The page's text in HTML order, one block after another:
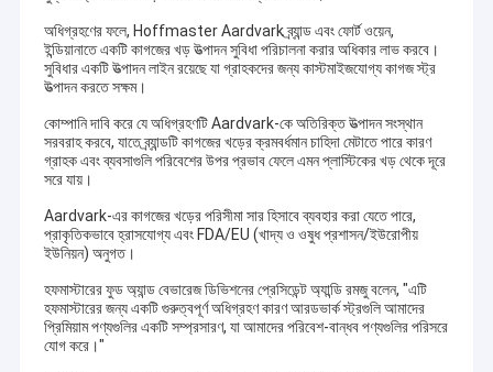
অধিগ্রহণের ফলে, Hoffmaster Aardvark ব্র্যান্ড এবং ফোর্ট ওয়েন,
ইন্ডিয়ানাতে একটি কাগজের খড় উত্পাদন সুবিধা পরিচালনা করার অধিকার লাভ করবে।
সুবিধার একটি উত্পাদন লাইন রয়েছে যা গ্রাহকদের জন্য কাস্টমাইজযোগ্য কাগজ স্ট্র
উত্পাদন করতে সক্ষম।
কোম্পানি দাবি করে যে অধিগ্রহণটি Aardvark-কে অতিরিক্ত উত্পাদন সংস্থান
সরবরাহ করবে, যাতে ব্র্যান্ডটি কাগজের খড়ের ক্রমবর্ধমান চাহিদা মেটাতে পারে কারণ
গ্রাহক এবং ব্যবসাগুলি পরিবেশের উপর প্রভাব ফেলে এমন প্লাস্টিকের খড় থেকে দূরে
সরে যায়।
Aardvark-এর কাগজের খড়ের পরিসীমা সার হিসাবে ব্যবহার করা যেতে পারে,
প্রাকৃতিকভাবে হ্রাসযোগ্য এবং FDA/EU (খাদ্য ও ওষুধ প্রশাসন/ইউরোপীয়
ইউনিয়ন) অনুগত।
হফমাস্টারের ফুড অ্যান্ড বেভারেজ ডিভিশনের প্রেসিডেন্ট অ্যান্ডি রমজু বলেন, "এটি
হফমাস্টারের জন্য একটি গুরুত্বপূর্ণ অধিগ্রহণ কারণ আরডভার্ক স্ট্রগুলি আমাদের
প্রিমিয়াম পণ্যগুলির একটি সম্প্রসারণ, যা আমাদের পরিবেশ-বান্ধব পণ্যগুলির পরিসরে
যোগ করে।"